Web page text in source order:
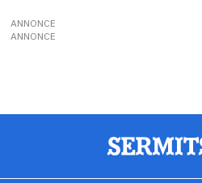
ANNONCE
ANNONCE